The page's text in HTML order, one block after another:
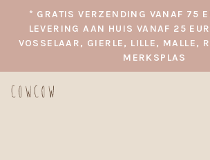
* GRATIS VERZENDING VANAF 75
LEVERING AAN HUIS VANAF 25
VOSSELAAR, GIERLE, LILLE, MALLE,
MERKSPLAS